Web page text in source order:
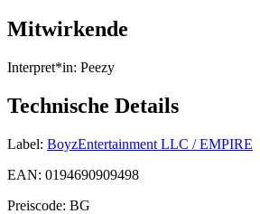
Mitwirkende
Interpret*in: Peezy
Technische Details
Label: BoyzEntertainment LLC / EMPIRE
EAN: 0194690909498
Preiscode: BG